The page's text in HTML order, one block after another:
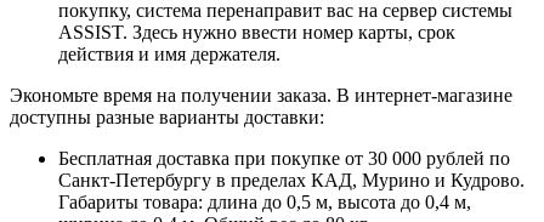
покупку, система перенаправит вас на сервер системы
ASSIST. Здесь нужно ввести номер карты, срок
действия и имя держателя.
Экономьте время на получении заказа. В интернет-магазине
доступны разные варианты доставки:
Бесплатная доставка при покупке от 30 000 рублей по
Санкт-Петербургу в пределах КАД, Мурино и Кудрово.
Габариты товара: длина до 0,5 м, высота до 0,4 м,